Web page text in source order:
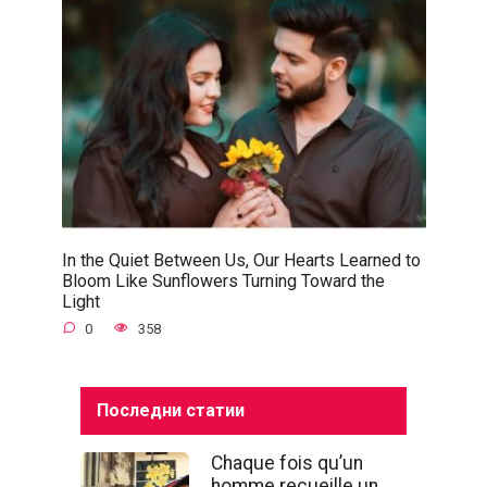
In the Quiet Between Us, Our Hearts Learned to
Bloom Like Sunflowers Turning Toward the
Light
0 358
Последни статии
Chaque fois qu’un